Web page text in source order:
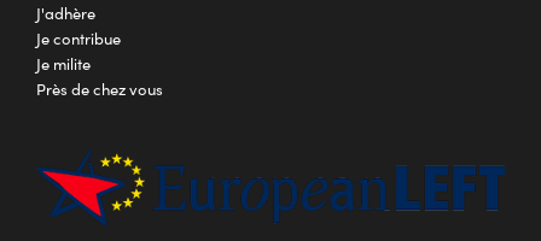
J'adhère
Je contribue
Je milite
Près de chez vous